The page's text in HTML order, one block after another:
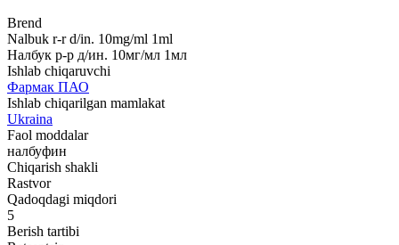
Brend
Nalbuk r-r d/in. 10mg/ml 1ml
Налбук р-р д/ин. 10мг/мл 1мл
Ishlab chiqaruvchi
Фармак ПАО
Ishlab chiqarilgan mamlakat
Ukraina
Faol moddalar
налбуфин
Chiqarish shakli
Rastvor
Qadoqdagi miqdori
5
Berish tartibi